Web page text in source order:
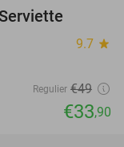
9.7 star
Regulier €49
€33,90